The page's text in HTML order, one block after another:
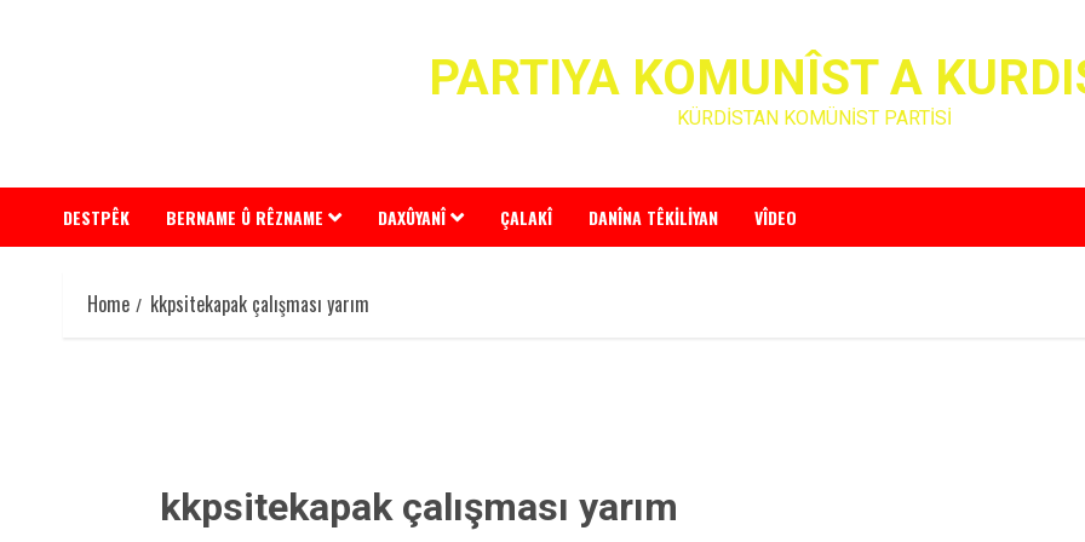
PARTIYA KOMUNÎST A
KÜRDİSTAN KOMÜNİST PARTİSİ
DESTPÊK BERNAME Û RÊZNAME DAXÛYANÎ ÇALAKÎ DANÎNA TÊKILIYAN VÎDEO
Home kkpsitekapak çalışması yarım
kkpsitekapak çalışması yarım